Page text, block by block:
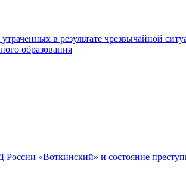
в результате чрезвычайной
образования
«Воткинский» и состояние